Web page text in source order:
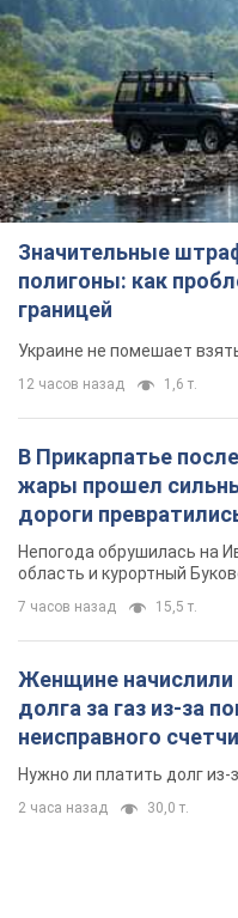
Значительные
полигоны: как
границей
Украине не помешает
12 часов назад 1,6 т.
В Прикарпатье
жары прошел
дороги
Непогода обрушилась на
область и курортный
7 часов назад 15,5 т.
Женщине начислили
долга за газ из-за
неисправного
вынес неожиданное
Нужно ли платить долг из-
2 часа назад 30,0 т.